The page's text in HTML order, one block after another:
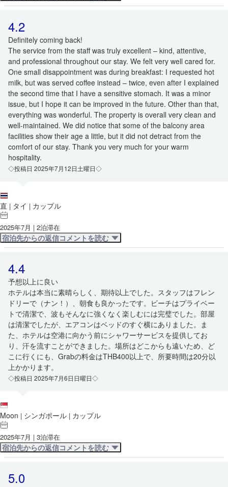
4.2
Definitely coming back!
The service from the staff was truly excellent – kind, attentive,
and professional throughout our stay. We felt very well cared for.
One small disappointment was during breakfast: I requested hot
milk, but was served coffee instead – twice, even after I explained
the second time that I have a sensitive stomach. It was a minor
issue, but I hope it can be improved in the future. Other than that,
everything was wonderful. The property is overall very clean and
well-maintained. We did notice that some of the balcony area
facilities show their age a little, but it did not detract from the
comfort of our stay. Thank you very much for your warm
hospitality.
◇投稿日 2025年7月12日土曜日◇
直 | タイ | カップル
2025年7月 | 2泊滞在
宿泊先からの返信コメントを読む
4.4
予想以上に良い
ホテルは本当に素晴らしく、期待以上でした。スタッフはフレン
ドリーで（ナン！）、朝食も良かったです。ビーチはプライベー
トで清潔で、波もそんなに強くなく楽しむには完璧でした。部屋
は清潔でしたが、エアコンはベッドのすぐ横にありました。ま
た、ホテルは空港に向かう前にシャワーサービスを提供してお
り、汗を流すことができました。場所はどこからも遠いため、ど
こに行くにも、Grabの料金はTHB400以上で、所要時間は20分以
上かかります。
◇投稿日 2025年7月6日日曜日◇
Moon | シンガポール | カップル
2025年7月 | 3泊滞在
宿泊先からの返信コメントを読む
5.0